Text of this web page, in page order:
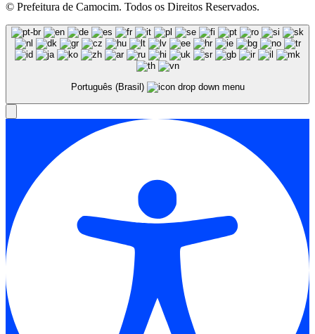
© Prefeitura de Camocim. Todos os Direitos Reservados.
Português (Brasil)